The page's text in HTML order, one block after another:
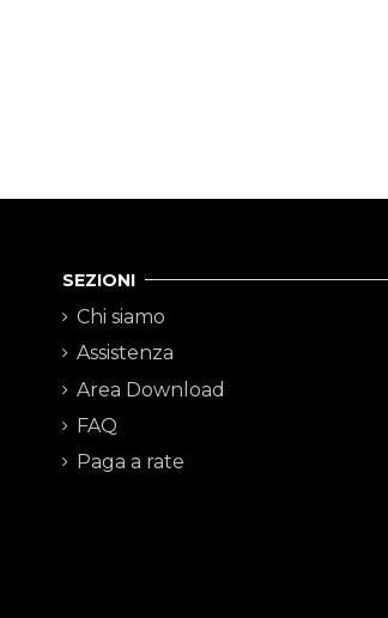
SEZIONI
Chi siamo
Assistenza
Area Download
FAQ
Paga a rate